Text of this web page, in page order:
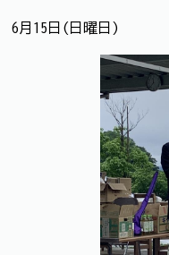
6月15日(日曜日)